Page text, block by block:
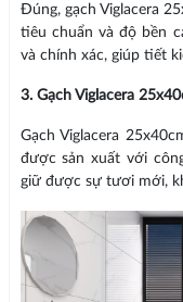
Đúng, gạch Viglacera
tiêu chuẩn và độ bền
và chính xác, giúp tiết
3. Gạch Viglacera
Gạch Viglacera
được sản xuất với
giữ được sự tươi mới,